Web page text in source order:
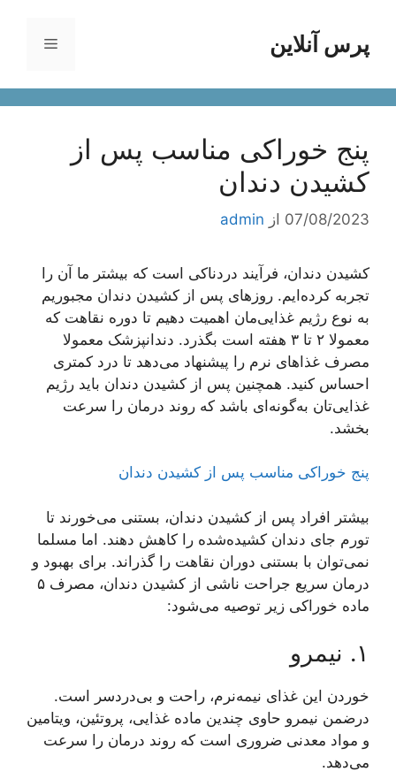
محتواپرس آنلاین فهرست
پنج خوراکی مناسب پس از
کشیدن دندان
07/08/2023 از admin
کشیدن دندان، فرآیند دردناکی است که بیشتر ما آن را
تجربه کرده‌ایم. روز‌های پس از کشیدن دندان مجبوریم
به نوع رژیم غذایی‌مان اهمیت دهیم تا دوره نقاهت که
معمولا ۲ تا ۳ هفته است بگذرد. دندانپزشک معمولا
مصرف غذا‌های نرم را پیشنهاد می‌دهد تا درد کمتری
احساس کنید. همچنین پس از کشیدن دندان باید رژیم
غذایی‌تان به‌گونه‌ای باشد که روند درمان را سرعت
بخشد.
پنج خوراکی مناسب پس از کشیدن دندان
بیشتر افراد پس از کشیدن دندان، بستنی می‌خورند تا
تورم جای دندان کشیده‌شده را کاهش دهند. اما مسلما
نمی‌توان با بستنی دوران نقاهت را گذراند. برای بهبود و
درمان سریع جراحت ناشی از کشیدن دندان، مصرف ۵
ماده خوراکی زیر توصیه می‌شود:
۱. نیمرو
خوردن این غذای نیمه‌نرم، راحت و بی‌دردسر است.
درضمن نیمرو حاوی چندین ماده غذایی، پروتئین، ویتامین
و مواد معدنی ضروری است که روند درمان را سرعت
می‌دهد.